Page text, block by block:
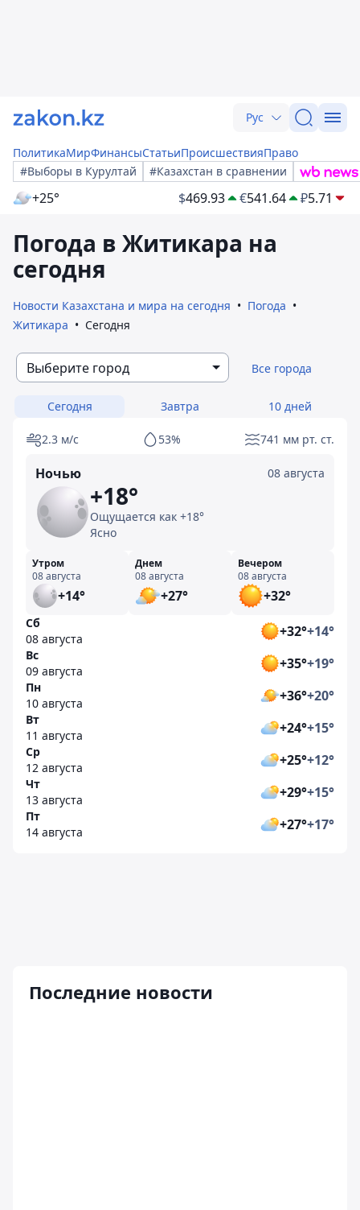
Рус
ПолитикаМирФинансыСтатьиПроисшествияПраво
#Выборы в Курултай
#Казахстан в сравнении
+25° $469.93 €541.64 ₽5.71
Погода в Житикара на
сегодня
Новости Казахстана и мира на сегодня
Погода
Житикара
Сегодня
Выберите город Все города
Сегодня Завтра 10 дней
2.3 м/с 53% 741 мм рт. ст.
Ночью 08 августа
+18°
Ощущается как +18°
Ясно
Утром
08 августа
+14°
Днем
08 августа
+27°
Вечером
08 августа
+32°
Сб
08 августа
+32°+14°
Вс
09 августа
+35°+19°
Пн
10 августа
+36°+20°
Вт
11 августа
+24°+15°
Ср
12 августа
+25°+12°
Чт
13 августа
+29°+15°
Пт
14 августа
+27°+17°
Последние новости